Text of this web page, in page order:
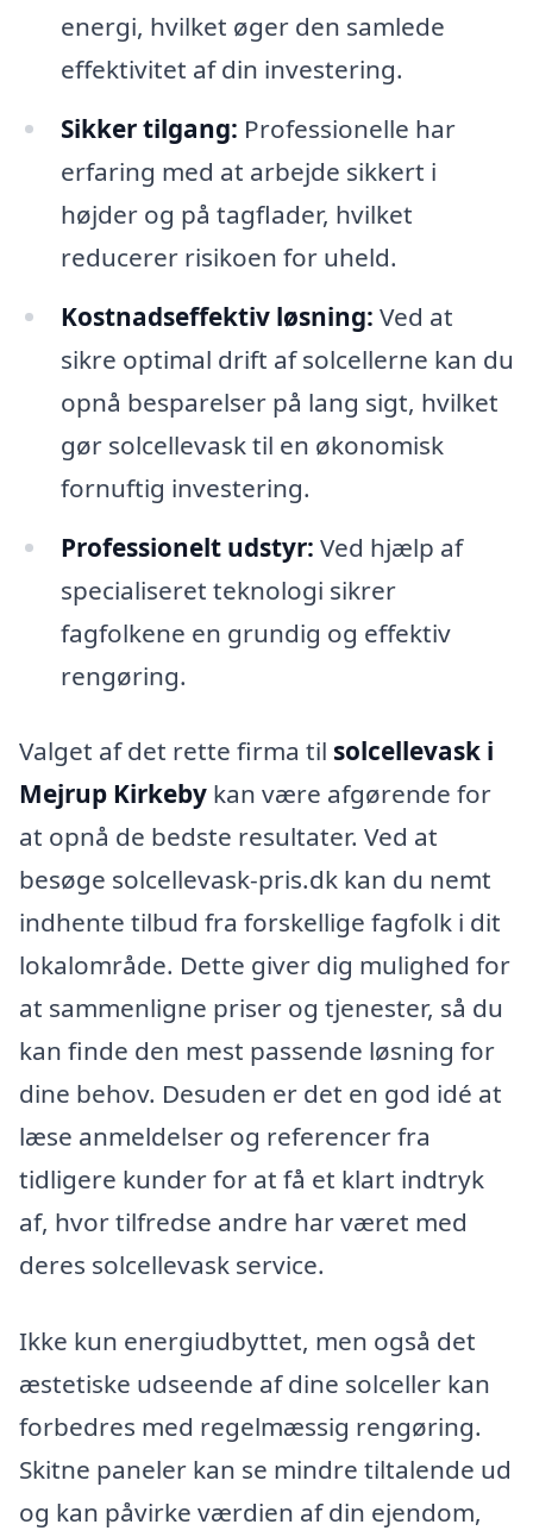
energi, hvilket øger den samlede
effektivitet af din investering.
Sikker tilgang: Professionelle har
erfaring med at arbejde sikkert i
højder og på tagflader, hvilket
reducerer risikoen for uheld.
Kostnadseffektiv løsning: Ved at
sikre optimal drift af solcellerne kan du
opnå besparelser på lang sigt, hvilket
gør solcellevask til en økonomisk
fornuftig investering.
Professionelt udstyr: Ved hjælp af
specialiseret teknologi sikrer
fagfolkene en grundig og effektiv
rengøring.
Valget af det rette firma til solcellevask i
Mejrup Kirkeby kan være afgørende for
at opnå de bedste resultater. Ved at
besøge solcellevask-pris.dk kan du nemt
indhente tilbud fra forskellige fagfolk i dit
lokalområde. Dette giver dig mulighed for
at sammenligne priser og tjenester, så du
kan finde den mest passende løsning for
dine behov. Desuden er det en god idé at
læse anmeldelser og referencer fra
tidligere kunder for at få et klart indtryk
af, hvor tilfredse andre har været med
deres solcellevask service.
Ikke kun energiudbyttet, men også det
æstetiske udseende af dine solceller kan
forbedres med regelmæssig rengøring.
Skitne paneler kan se mindre tiltalende ud
og kan påvirke værdien af din ejendom,